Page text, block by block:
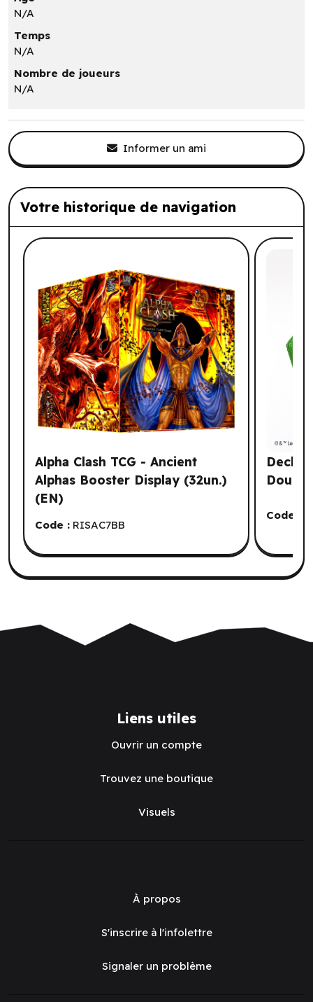
N/A
Temps
N/A
Nombre de joueurs
N/A
Informer un ami
Votre historique de navigation
Liste de produits suggérés: Votre
Alpha Clash TCG - Ancient
Alphas Booster Display (32un.)
(EN)
Code : RISAC7BB
Deck
Code :
Liens utiles
Ouvrir un compte
Trouvez une boutique
Visuels
À propos
S'inscrire à l'infolettre
Signaler un problème